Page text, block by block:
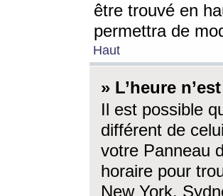
être trouvé en
permettra de
Haut
» L’heure
Il est possible
différent de
votre Panneau
horaire pour
New York,